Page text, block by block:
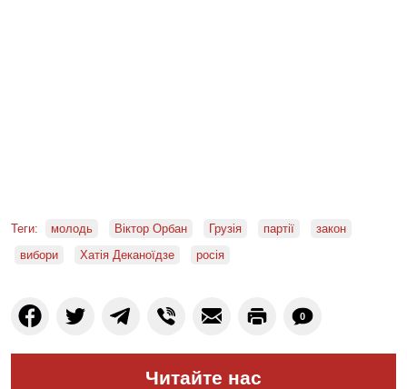
Теги: молодь Віктор Орбан Грузія партії
закон
вибори
Хатія Деканоїдзе росія
0
Читайте нас